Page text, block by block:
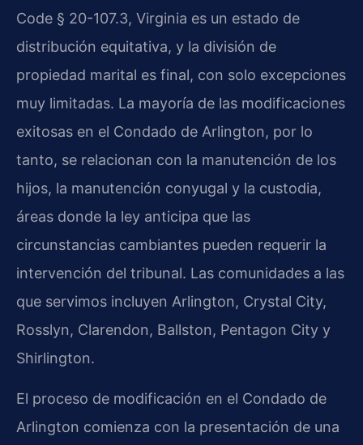
Code § 20-107.3, Virginia es un estado de
distribución equitativa, y la división de
propiedad marital es final, con solo excepciones
muy limitadas. La mayoría de las modificaciones
exitosas en el Condado de Arlington, por lo
tanto, se relacionan con la manutención de los
hijos, la manutención conyugal y la custodia,
áreas donde la ley anticipa que las
circunstancias cambiantes pueden requerir la
intervención del tribunal. Las comunidades a las
que servimos incluyen Arlington, Crystal City,
Rosslyn, Clarendon, Ballston, Pentagon City y
Shirlington.
El proceso de modificación en el Condado de
Arlington comienza con la presentación de una